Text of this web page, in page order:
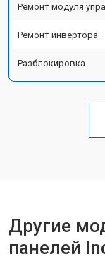
Ремонт модуля
Ремонт инвертора
Разблокировка
Другие
панелей